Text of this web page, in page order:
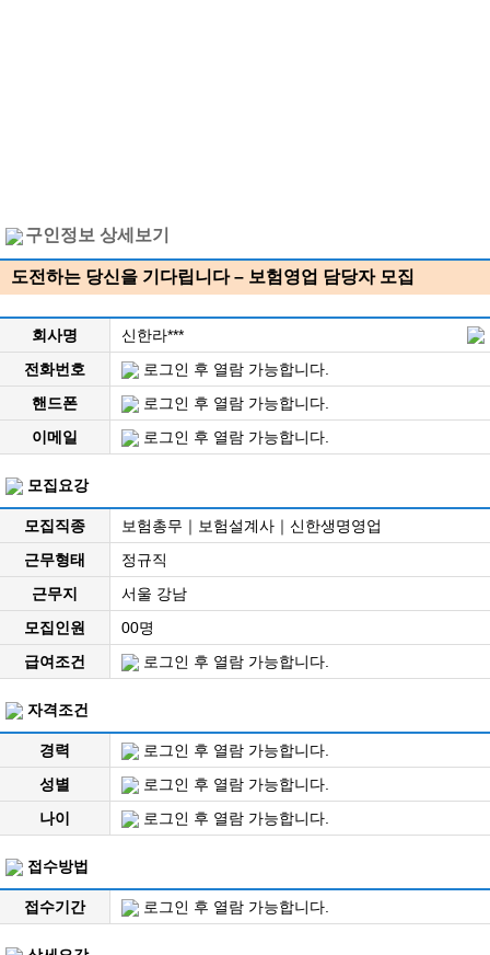
구인정보 상세보기
도전하는 당신을 기다립니다 – 보험영업 담당자 모집
회사명
신한라***
전화번호
로그인 후 열람 가능합니다.
핸드폰
로그인 후 열람 가능합니다.
이메일
로그인 후 열람 가능합니다.
모집요강
모집직종
보험총무｜보험설계사｜신한생명영업
근무형태
정규직
근무지
서울 강남
모집인원
00명
급여조건
로그인 후 열람 가능합니다.
자격조건
경력
로그인 후 열람 가능합니다.
성별
로그인 후 열람 가능합니다.
나이
로그인 후 열람 가능합니다.
접수방법
접수기간 로그인 후 열람 가능합니다.